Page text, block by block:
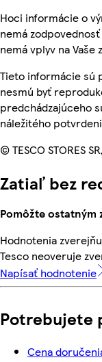
Hoci informácie o
nemá
nemá vplyv na Vaše
Tieto informácie sú
nesmú byť
predchádzajúceho
náležitého
© TESCO STORES
Zatiaľ bez
Pomôžte ostatným
Hodnotenia
Tesco neoveruje
Napísať hodnotenie
Potrebujete
Cena